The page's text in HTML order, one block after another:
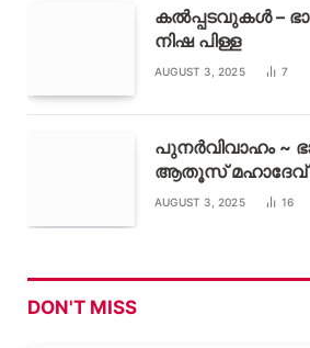
കൽപ്പടവുകൾ –
നിഷ പിള്ള
AUGUST 3, 2025 7
പുനർവിവാഹം ~
ആതൂസ് മഹാദേവ്
AUGUST 3, 2025 16
DON'T MISS